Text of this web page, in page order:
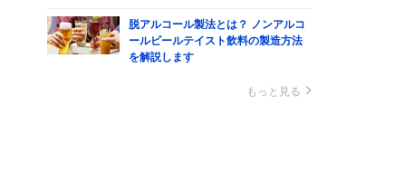
脱アルコール製法とは？ ノンアルコ
ールビールテイスト飲料の製造方法
を解説します
もっと見る